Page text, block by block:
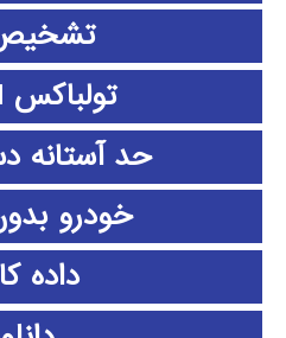
تولباکس WLAN
حد آستانه
خودرو
داده